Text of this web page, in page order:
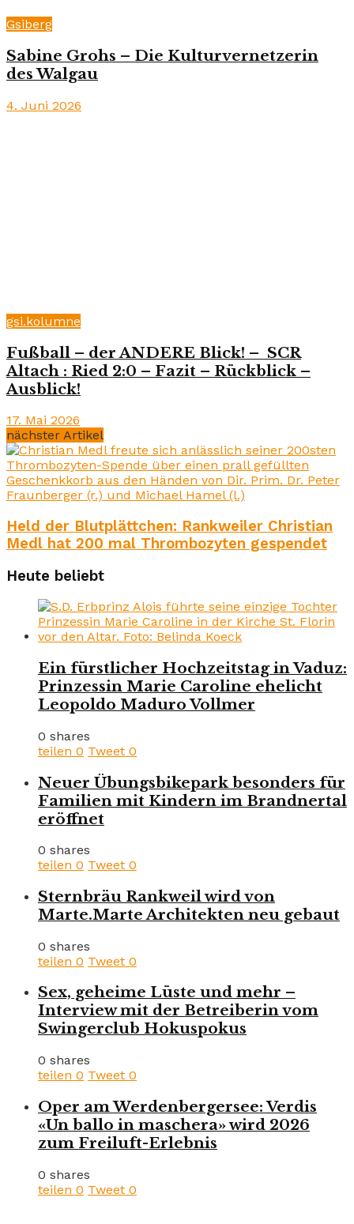
Gsiberg
Sabine Grohs – Die Kulturvernetzerin
des Walgau
4. Juni 2026
gsi.kolumne
Fußball – der ANDERE Blick! – SCR
Altach : Ried 2:0 – Fazit – Rückblick –
Ausblick!
17. Mai 2026
nächster Artikel
Held der Blutplättchen: Rankweiler Christian
Medl hat 200 mal Thrombozyten gespendet
Heute beliebt
Ein fürstlicher Hochzeitstag in Vaduz:
Prinzessin Marie Caroline ehelicht
Leopoldo Maduro Vollmer
0 shares
teilen 0 Tweet 0
Neuer Übungsbikepark besonders für
Familien mit Kindern im Brandnertal
eröffnet
0 shares
teilen 0 Tweet 0
Sternbräu Rankweil wird von
Marte.Marte Architekten neu gebaut
0 shares
teilen 0 Tweet 0
Sex, geheime Lüste und mehr –
Interview mit der Betreiberin vom
Swingerclub Hokuspokus
0 shares
teilen 0 Tweet 0
Oper am Werdenbergersee: Verdis
«Un ballo in maschera» wird 2026
zum Freiluft-Erlebnis
0 shares
teilen 0 Tweet 0